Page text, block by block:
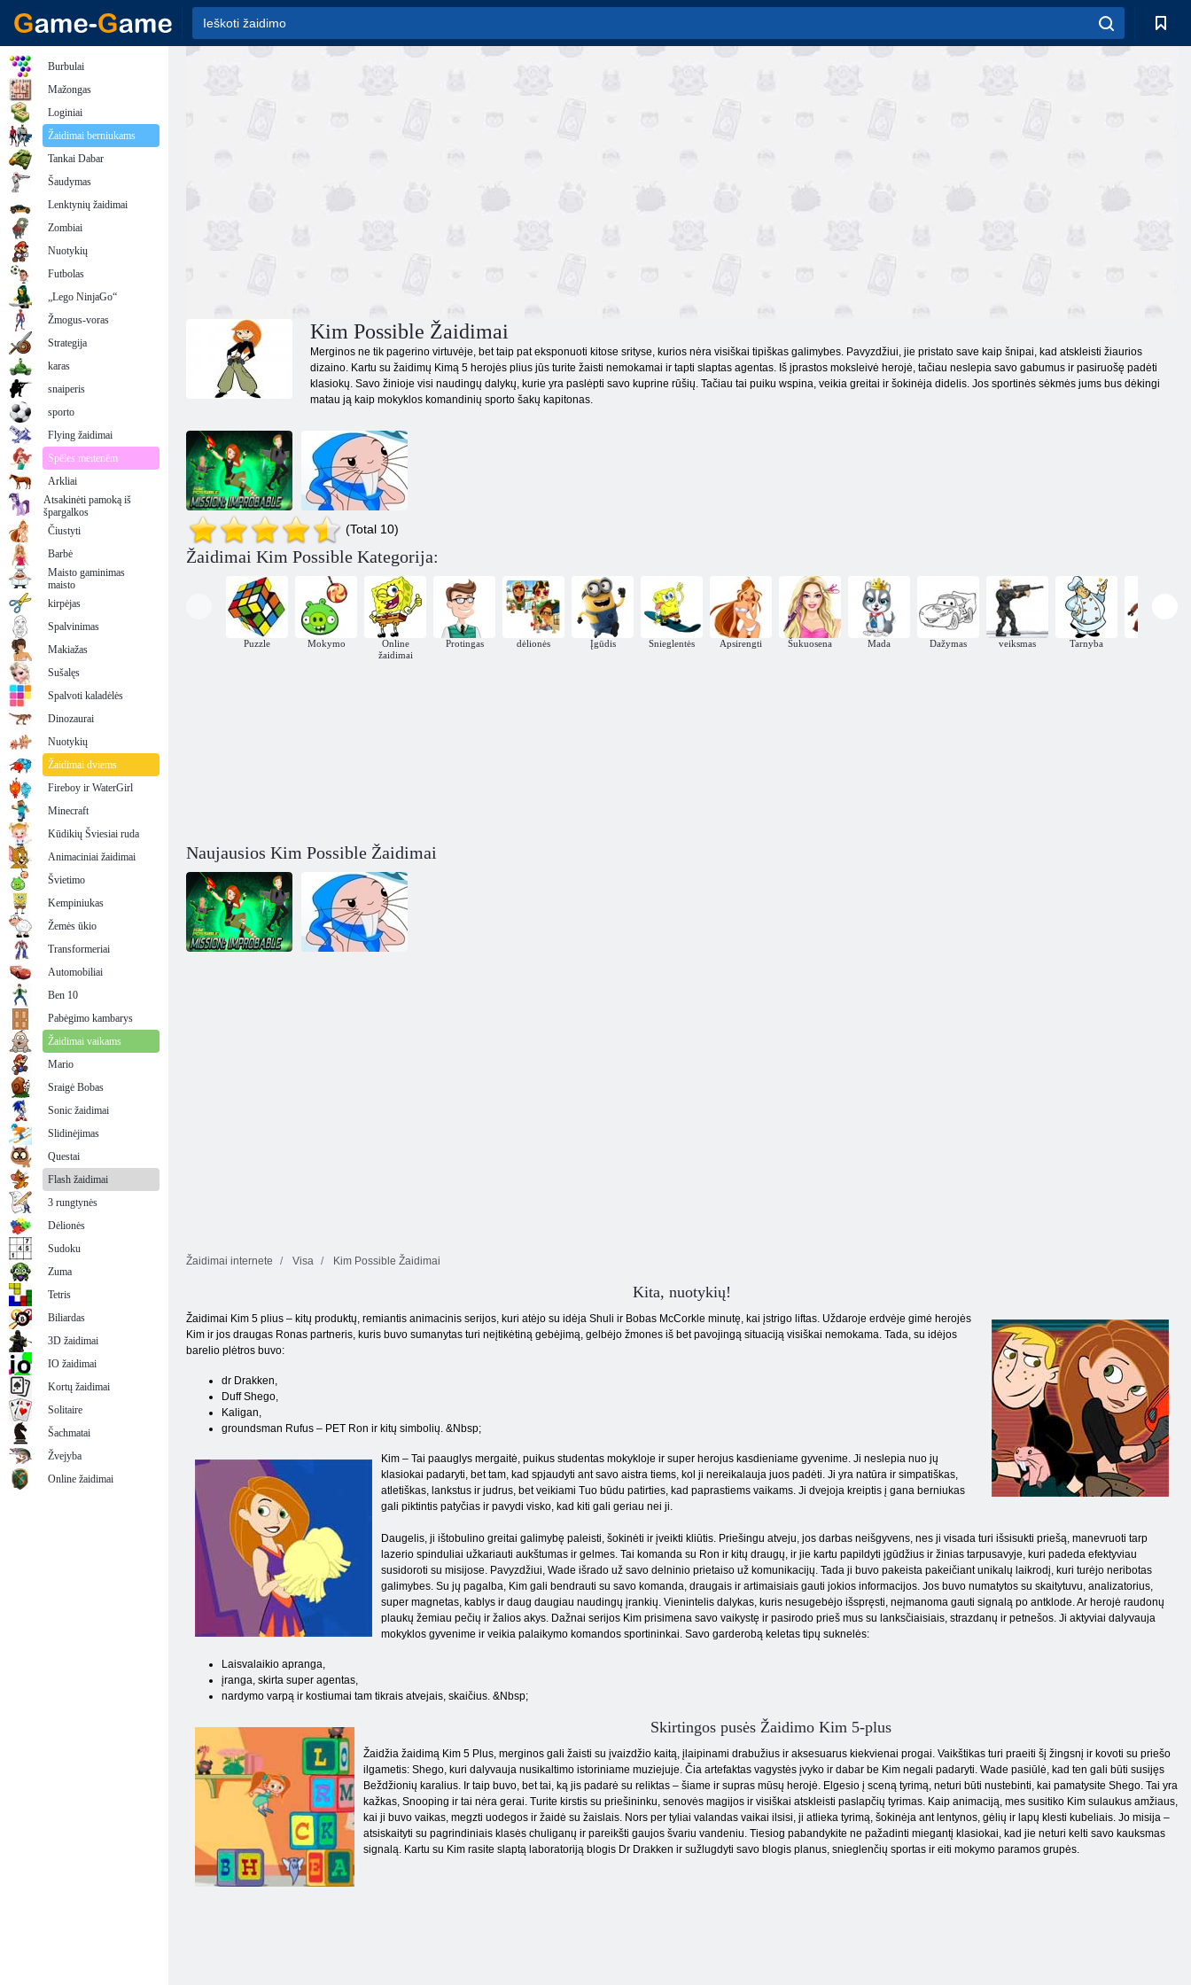
Kim Possible Žaidimai
Merginos ne tik pagerino virtuvėje, bet taip pat eksponuoti kitose srityse, kurios nėra visiškai tipiškas galimybes. Pavyzdžiui, jie pristato save kaip šnipai, kad atskleisti žiaurios
dizaino. Kartu su žaidimų Kimą 5 herojės plius jūs turite žaisti nemokamai ir tapti slaptas agentas. Iš įprastos moksleivė herojė, tačiau neslepia savo gabumus ir pasiruošę padėti
klasiokų. Savo žinioje visi naudingų dalykų, kurie yra paslėpti savo kuprine rūšių. Tačiau tai puiku wspina, veikia greitai ir šokinėja didelis. Jos sportinės sėkmės jums bus dėkingi
matau ją kaip mokyklos komandinių sporto šakų kapitonas.
Kim Possible
misija:
neįtikėtina
Ant snieglentės
nusileidimas
(Total 10)
Žaidimai Kim Possible Kategorija:
Puzzle Mokymo
Online
žaidimai
Protingas dėlionės Įgūdis Snieglentės Apsirengti Šukuosena Mada Dažymas veiksmas Tarnyba
Naujausios Kim Possible Žaidimai
Žaidimai internete Visa Kim Possible Žaidimai
Kita, nuotykių!
Žaidimai Kim 5 plius – kitų produktų, remiantis animacinis serijos, kuri atėjo su idėja Shuli ir Bobas McCorkle minutę, kai įstrigo liftas. Uždaroje erdvėje gimė herojės
Kim ir jos draugas Ronas partneris, kuris buvo sumanytas turi neįtikėtiną gebėjimą, gelbėjo žmones iš bet pavojingą situaciją visiškai nemokama. Tada, su idėjos
barelio plėtros buvo:
dr Drakken,
Duff Shego,
Kaligan,
groundsman Rufus – PET Ron ir kitų simbolių. &Nbsp;
Kim – Tai paauglys mergaitė, puikus studentas mokykloje ir super herojus kasdieniame gyvenime. Ji neslepia nuo jų
klasiokai padaryti, bet tam, kad spjaudyti ant savo aistra tiems, kol ji nereikalauja juos padėti. Ji yra natūra ir simpatiškas,
atletiškas, lankstus ir judrus, bet veikiami Tuo būdu patirties, kad paprastiems vaikams. Ji dvejoja kreiptis į gana berniukas
gali piktintis patyčias ir pavydi visko, kad kiti gali geriau nei ji.
Daugelis, ji ištobulino greitai galimybę paleisti, šokinėti ir įveikti kliūtis. Priešingu atveju, jos darbas neišgyvens, nes ji visada turi išsisukti priešą, manevruoti tarp
lazerio spinduliai užkariauti aukštumas ir gelmes. Tai komanda su Ron ir kitų draugų, ir jie kartu papildyti įgūdžius ir žinias tarpusavyje, kuri padeda efektyviau
susidoroti su misijose. Pavyzdžiui, Wade išrado už savo delninio prietaiso už komunikacijų. Tada ji buvo pakeista pakeičiant unikalų laikrodį, kuri turėjo neribotas
galimybes. Su jų pagalba, Kim gali bendrauti su savo komanda, draugais ir artimaisiais gauti jokios informacijos. Jos buvo numatytos su skaitytuvu, analizatorius,
super magnetas, kablys ir daug daugiau naudingų įrankių. Vienintelis dalykas, kuris nesugebėjo išspręsti, neįmanoma gauti signalą po antklode. Ar herojė raudonų
plaukų žemiau pečių ir žalios akys. Dažnai serijos Kim prisimena savo vaikystę ir pasirodo prieš mus su lanksčiaisiais, strazdanų ir petnešos. Ji aktyviai dalyvauja
mokyklos gyvenime ir veikia palaikymo komandos sportininkai. Savo garderobą keletas tipų suknelės:
Laisvalaikio apranga,
įranga, skirta super agentas,
nardymo varpą ir kostiumai tam tikrais atvejais, skaičius. &Nbsp;
Skirtingos pusės Žaidimo Kim 5-plus
Žaidžia žaidimą Kim 5 Plus, merginos gali žaisti su įvaizdžio kaitą, įlaipinami drabužius ir aksesuarus kiekvienai progai. Vaikštikas turi praeiti šį žingsnį ir kovoti su priešo
ilgametis: Shego, kuri dalyvauja nusikaltimo istoriniame muziejuje. Čia artefaktas vagystės įvyko ir dabar be Kim negali padaryti. Wade pasiūlė, kad ten gali būti susijęs
Beždžionių karalius. Ir taip buvo, bet tai, ką jis padarė su reliktas – šiame ir supras mūsų herojė. Elgesio į sceną tyrimą, neturi būti nustebinti, kai pamatysite Shego. Tai yra
kažkas, Snooping ir tai nėra gerai. Turite kirstis su priešininku, senovės magijos ir visiškai atskleisti paslapčių tyrimas. Kaip animaciją, mes susitiko Kim sulaukus amžiaus,
kai ji buvo vaikas, megzti uodegos ir žaidė su žaislais. Nors per tyliai valandas vaikai ilsisi, ji atlieka tyrimą, šokinėja ant lentynos, gėlių ir lapų klesti kubeliais. Jo misija –
atsiskaityti su pagrindiniais klasės chuliganų ir pareikšti gaujos švariu vandeniu. Tiesiog pabandykite ne pažadinti miegantį klasiokai, kad jie neturi kelti savo kauksmas
signalą. Kartu su Kim rasite slaptą laboratoriją blogis Dr Drakken ir sužlugdyti savo blogis planus, snieglenčių sportas ir eiti mokymo paramos grupės.
Burbulai
Mažongas
Loginiai
Žaidimai berniukams
Tankai Dabar
Šaudymas
Lenktynių žaidimai
Zombiai
Nuotykių
Futbolas
„Lego NinjaGo“
Žmogus-voras
Strategija
karas
snaiperis
sporto
Flying žaidimai
Spēles meitenēm
Arkliai
Atsakinėti pamoką iš
špargalkos
Čiustyti
Barbė
Maisto gaminimas
maisto
kirpėjas
Spalvinimas
Makiažas
Sušalęs
Spalvoti kaladėlės
Dinozaurai
Nuotykių
Žaidimai dviems
Fireboy ir WaterGirl
Minecraft
Kūdikių Šviesiai ruda
Animaciniai žaidimai
Švietimo
Kempiniukas
Žemės ūkio
Transformeriai
Automobiliai
Ben 10
Pabėgimo kambarys
Žaidimai vaikams
Mario
Sraigė Bobas
Sonic žaidimai
Slidinėjimas
Questai
Flash žaidimai
3 rungtynės
Dėlionės
Sudoku
Zuma
Tetris
Biliardas
3D žaidimai
IO žaidimai
Kortų žaidimai
Solitaire
Šachmatai
Žvejyba
Online žaidimai